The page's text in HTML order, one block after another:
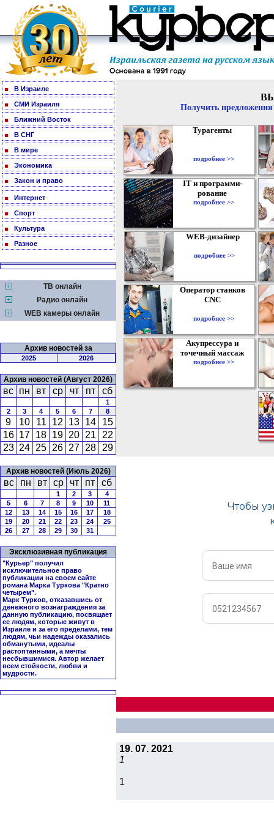
В Израиле
СМИ Израиля
Ближний Восток
В СНГ
В мире
Экономика
Закон и право
Интернет
Спорт
Культура
Разное
ТВ онлайн
Радио онлайн
WEB камеры онлайн
Архив новостей за
2025 2026
Архив новостей (Август 2026)
вс пн вт ср чт пт сб
1
2
3 4 5 6 7 8
9 10 11 12 13 14
15
16 17 18 19 20 21
22
23 24 25 26 27 28 29
Архив новостей (Июль 2026)
вс пн вт ср чт пт сб
1 2 3
4
5
6 7 8 9 10
11
12
13 14 15 16 17
18
19
20 21 22 23 24
25
26
27 28 29 30 31
Эксклюзивная публикация
"Курьер" получил
исключительное право
публикации на своем сайте
романа Марка Туркова "Кратно
четырем".
Марк Турков, отказавшись от
денежного вознаграждения за
данную публикацию, посвящает
ее людям, которые живут в
Израиле и за его пределами, тем
людям, чьи надежды оказались
обманутыми, идеалы
растоптанными, а мечты
несбывшимися. Автор желает
всем стойкости, любви и
мудрости.
Получить
Турагенты
подробнее >>
IT и программи-
рование
подробнее >>
WEB-дизайнер
подробнее >>
Оператор станков
CNC
подробнее >>
Акупрессура и
точечный массаж
подробнее >>
19. 07. 2021
1
1